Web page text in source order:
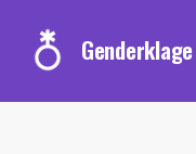
Genderklage